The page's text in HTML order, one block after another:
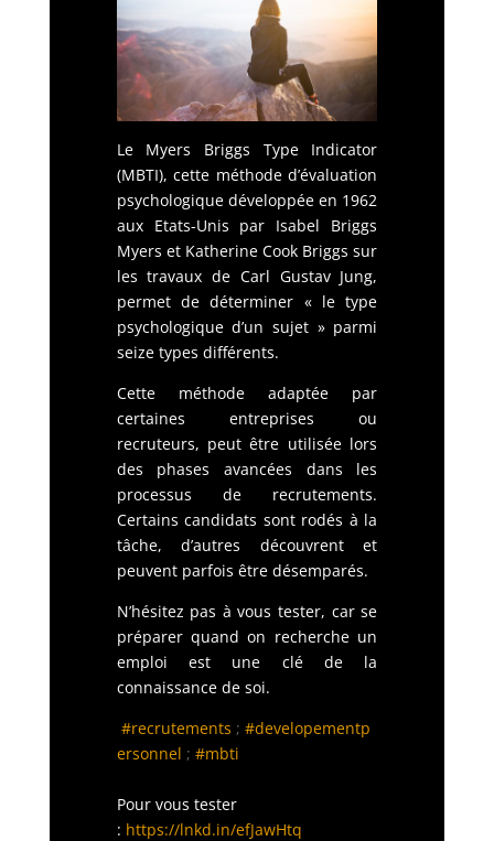
Le Myers Briggs Type Indicator
(MBTI), cette méthode d’évaluation
psychologique développée en 1962
aux Etats-Unis par Isabel Briggs
Myers et Katherine Cook Briggs sur
les travaux de Carl Gustav Jung,
permet de déterminer « le type
psychologique d’un sujet » parmi
seize types différents.
Cette méthode adaptée par
certaines entreprises ou
recruteurs, peut être utilisée lors
des phases avancées dans les
processus de recrutements.
Certains candidats sont rodés à la
tâche, d’autres découvrent et
peuvent parfois être désemparés.
N’hésitez pas à vous tester, car se
préparer quand on recherche un
emploi est une clé de la
connaissance de soi.
#recrutements ; #developementp
ersonnel ; #mbti
Pour vous tester
: https://lnkd.in/efJawHtq